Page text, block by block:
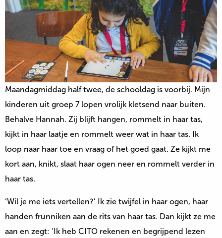
Maandagmiddag half twee, de schooldag is voorbij. Mijn
kinderen uit groep 7 lopen vrolijk kletsend naar buiten.
Behalve Hannah. Zij blijft hangen, rommelt in haar tas,
kijkt in haar laatje en rommelt weer wat in haar tas. Ik
loop naar haar toe en vraag of het goed gaat. Ze kijkt me
kort aan, knikt, slaat haar ogen neer en rommelt verder in
haar tas.
‘Wil je me iets vertellen?’ Ik zie twijfel in haar ogen, haar
handen frunniken aan de rits van haar tas. Dan kijkt ze me
aan en zegt: ‘Ik heb CITO rekenen en begrijpend lezen